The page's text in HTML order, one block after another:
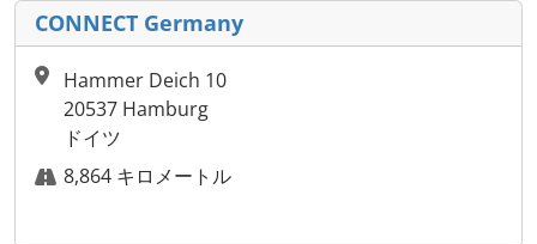
CONNECT Germany
Hammer Deich 10
20537 Hamburg
ドイツ
8,864 キロメートル